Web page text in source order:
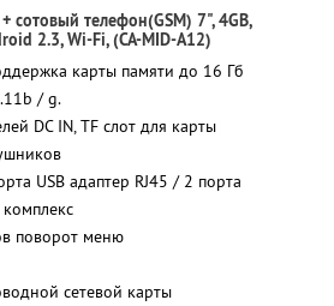
телефон(GSM) 7", 4GB,
2.3, Wi-Fi, (CA-MID-A12)
карты памяти до 16 Гб
/ g.
DC IN, TF слот для карты
USB адаптер RJ45 / 2 порта
поворот меню
сетевой карты